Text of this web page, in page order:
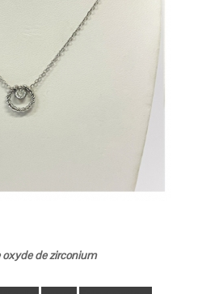
oxyde de zirconium